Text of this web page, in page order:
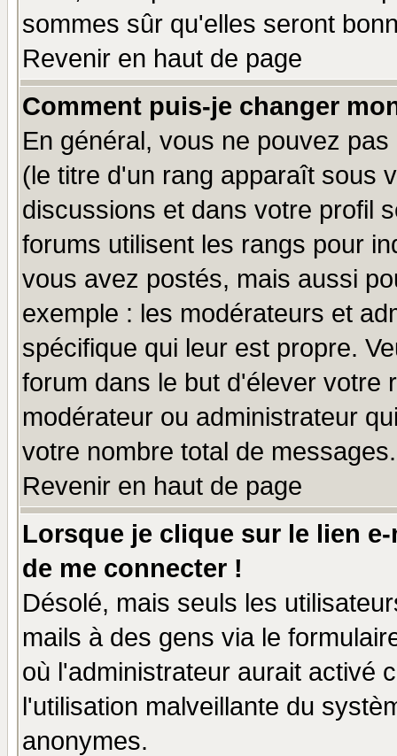
sommes sûr qu'elles seront
Revenir en haut de page
Comment puis-je changer
En général, vous ne pouvez
(le titre d'un rang apparaît sous
discussions et dans votre profil
forums utilisent les rangs pour
vous avez postés, mais aussi
exemple : les modérateurs et
spécifique qui leur est propre.
forum dans le but d'élever votre
modérateur ou administrateur
votre nombre total de messages.
Revenir en haut de page
Lorsque je clique sur le lien
de me connecter !
Désolé, mais seuls les
mails à des gens via le
où l'administrateur aurait activé
l'utilisation malveillante du
anonymes.